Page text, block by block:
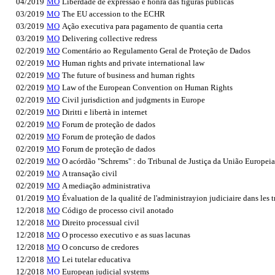
03/2019 MO The EU accession to the ECHR
03/2019 MO Ação executiva para pagamento de quantia certa
03/2019 MO Delivering collective redress
02/2019 MO Comentário ao Regulamento Geral de Proteção de Dados
02/2019 MO Human rights and private international law
02/2019 MO The future of business and human rights
02/2019 MO Law of the European Convention on Human Rights
02/2019 MO Civil jurisdiction and judgments in Europe
02/2019 MO Diritti e libertà in internet
02/2019 MO Forum de proteção de dados
02/2019 MO Forum de proteção de dados
02/2019 MO Forum de proteção de dados
02/2019 MO O acórdão "Schrems" : do Tribunal de Justiça da União Europeia
02/2019 MO A transação civil
02/2019 MO A mediação administrativa
01/2019 MO Évaluation de la qualité de l'administrayion judiciaire dans les
12/2018 MO Código de processo civil anotado
12/2018 MO Direito processual civil
12/2018 MO O processo executivo e as suas lacunas
12/2018 MO O concurso de credores
12/2018 MO Lei tutelar educativa
12/2018 MO European judicial systems